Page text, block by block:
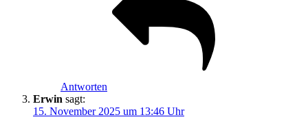
Antworten
Erwin sagt:
15. November 2025 um 13:46 Uhr